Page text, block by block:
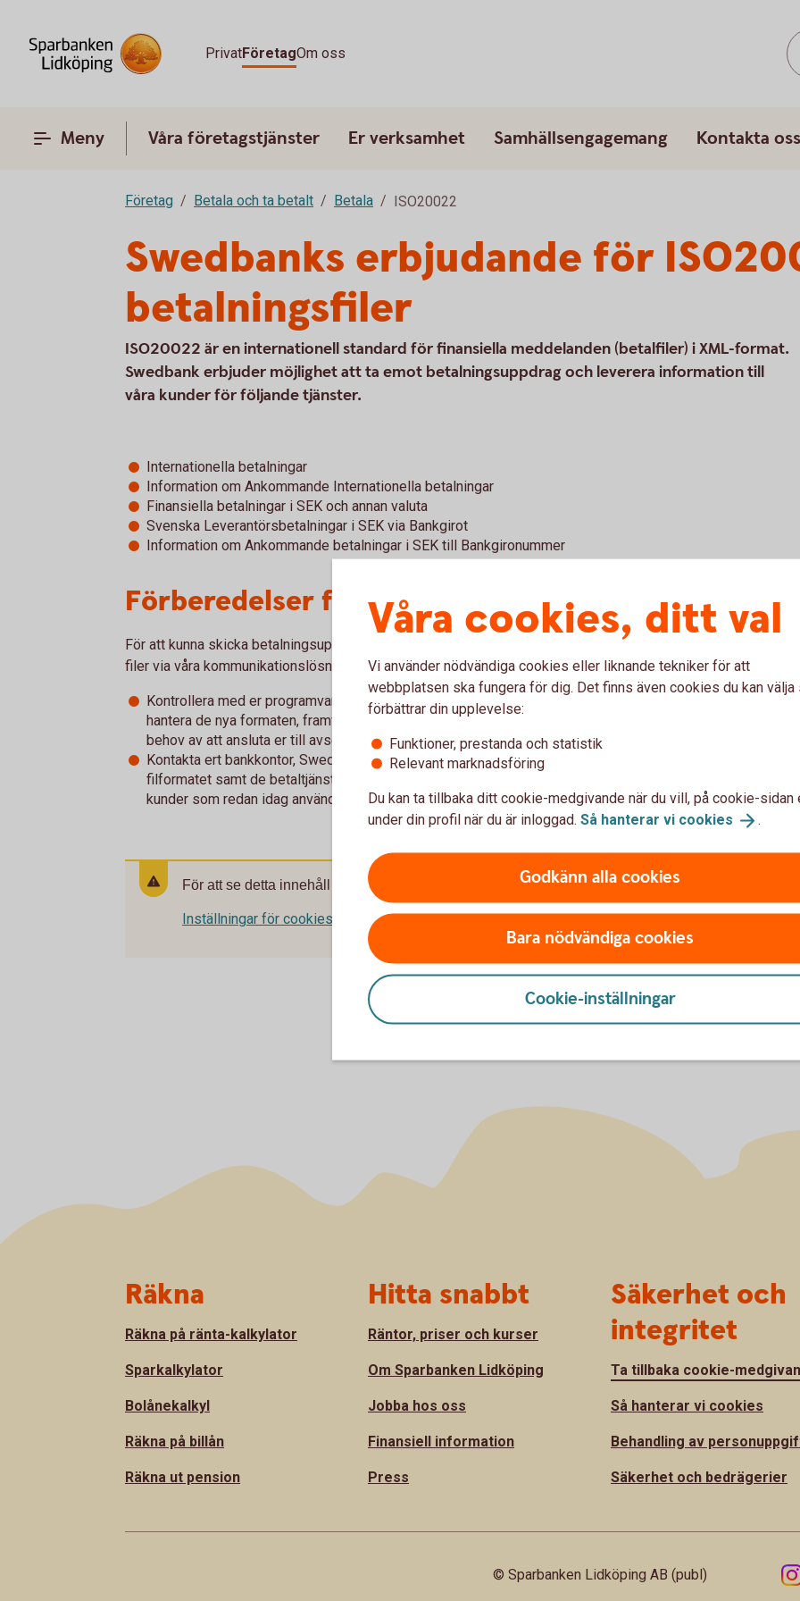
PrivatFöretagOm oss
Meny Våra företagstjänster Er verksamhet Samhällsengagemang Kontakta oss
Företag Betala och ta betalt Betala ISO20022
Swedbanks erbjudande för
betalningsfiler
ISO20022 är en internationell standard för finansiella meddelanden (betalfiler) i XML-format.
Swedbank erbjuder möjlighet att ta emot betalningsuppdrag och leverera information till
våra kunder för följande tjänster.
Internationella betalningar
Information om Ankommande Internationella betalningar
Finansiella betalningar i SEK och annan valuta
Svenska Leverantörsbetalningar i SEK via Bankgirot
Information om Ankommande betalningar i SEK till Bankgironummer
Förberedelser för dig som kund
För att kunna skicka betalningsuppdrag eller ta emot information i ISO20022-baserade
filer via våra kommunikationslösningar behöver ni säkerställa följande punkter:
Kontrollera med er programvaruleverantör att ert affärssystem/ekonomiprogram kan
hantera de nya formaten, framför allt för de betalnings- och avprickningstjänster ni har
behov av att ansluta er till avseende det nya formatet ISO20022
Kontakta ert bankkontor, Swedbank eller Sparbank för att teckna avtal om det nya
filformatet samt de betaltjänster som är aktuella för ISO20022. Det gäller även för
kunder som redan idag använder någon av våra filtjänster
För att se detta innehåll behöver du först godkänna cookies för Funktioner, prestanda och statistik.
Inställningar för cookies
Våra cookies, ditt val
Vi använder nödvändiga cookies eller liknande tekniker för att
webbplatsen ska fungera för dig. Det finns även cookies du kan välja
förbättrar din upplevelse:
Funktioner, prestanda och statistik
Relevant marknadsföring
Du kan ta tillbaka ditt cookie-medgivande när du vill, på cookie-sidan
under din profil när du är inloggad. Så hanterar vi cookies .
Godkänn alla cookies
Bara nödvändiga cookies
Cookie-inställningar
Räkna
Räkna på ränta-kalkylator
Sparkalkylator
Bolånekalkyl
Räkna på billån
Räkna ut pension
Hitta snabbt
Räntor, priser och kurser
Om Sparbanken Lidköping
Jobba hos oss
Finansiell information
Press
Säkerhet och
integritet
Ta tillbaka cookie-
Så hanterar vi cookies
Behandling av
Säkerhet och bedrägerier
© Sparbanken Lidköping AB (publ)